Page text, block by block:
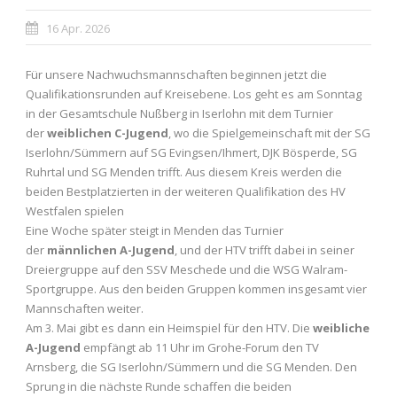
16 Apr. 2026
Für unsere Nachwuchsmannschaften beginnen jetzt die
Qualifikationsrunden auf Kreisebene. Los geht es am Sonntag
in der Gesamtschule Nußberg in Iserlohn mit dem Turnier
derweiblichen C-Jugend, wo die Spielgemeinschaft mit der SG
Iserlohn/Sümmern auf SG Evingsen/Ihmert, DJK Bösperde, SG
Ruhrtal und SG Menden trifft. Aus diesem Kreis werden die
beiden Bestplatzierten in der weiteren Qualifikation des HV
Westfalen spielen
Eine Woche später steigt in Menden das Turnier
der männlichen A-Jugend, und der HTV trifft dabei in seiner
Dreiergruppe auf den SSV Meschede und die WSG Walram-
Sportgruppe. Aus den beiden Gruppen kommen insgesamt vier
Mannschaften weiter.
Am 3. Mai gibt es dann ein Heimspiel für den HTV. Die weibliche
A-Jugend empfängt ab 11 Uhr im Grohe-Forum den TV
Arnsberg, die SG Iserlohn/Sümmern und die SG Menden. Den
Sprung in die nächste Runde schaffen die beiden